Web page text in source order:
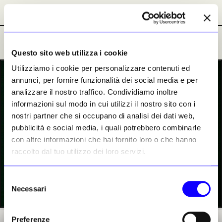
Questo sito web utilizza i cookie
Utilizziamo i cookie per personalizzare contenuti ed
annunci, per fornire funzionalità dei social media e per
analizzare il nostro traffico. Condividiamo inoltre
informazioni sul modo in cui utilizzi il nostro sito con i
nostri partner che si occupano di analisi dei dati web,
pubblicità e social media, i quali potrebbero combinarle
con altre informazioni che hai fornito loro o che hanno
raccolto dal tuo utilizzo dei loro servizi.
delNecessari
Preferenze
PREMIUM